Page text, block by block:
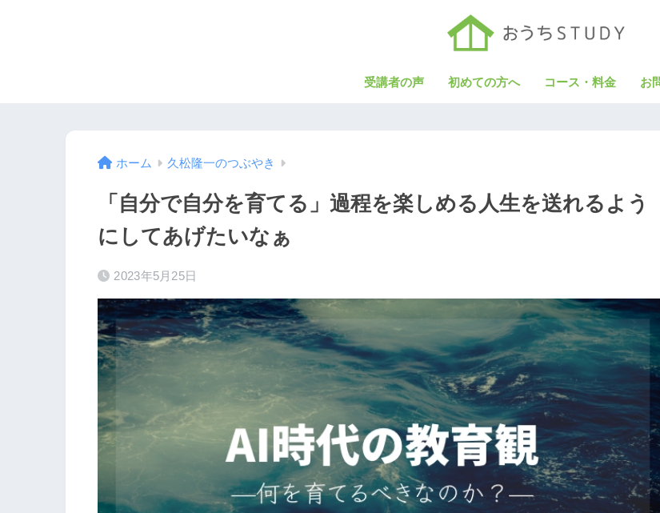
受講者の声 初めての方へ コース・料金 お
ホーム 久松隆一のつぶやき
「自分で自分を育てる」過程を楽しめる人生を送れるよう
にしてあげたいなぁ
2023年5月25日